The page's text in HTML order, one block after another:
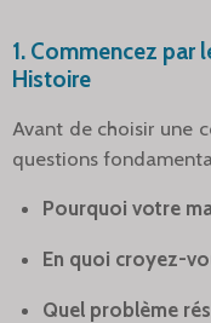
1. Commencez par
Histoire
Avant de choisir une
questions
Pourquoi votre
En quoi croyez-
Quel problème